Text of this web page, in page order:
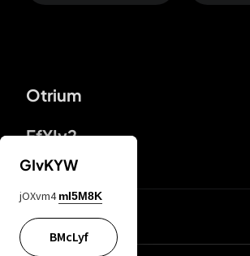
Otrium
FfYIy2
KIjvtr
GIvKYW
jOXvm4 mI5M8K
BMcLyf